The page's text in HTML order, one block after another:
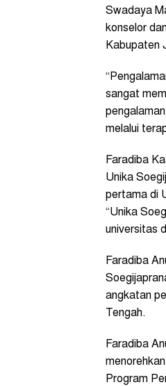
Swadaya
konselor
Kabupaten
sangat
melalui
Faradiba
Unika
pertama di
“Unika
universitas
Faradiba
angkatan
Tengah.
Faradiba
Program